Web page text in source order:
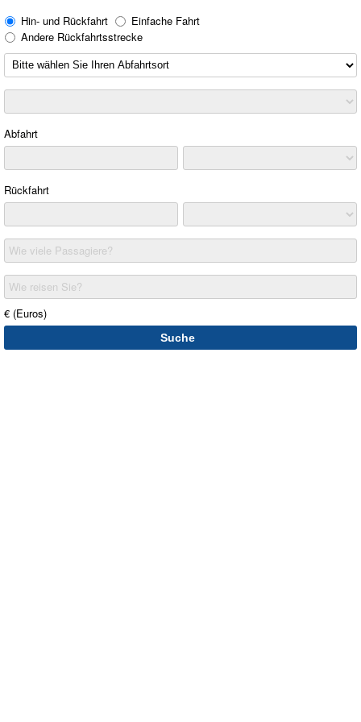
Hin- und Rückfahrt
Einfache Fahrt
Andere Rückfahrtsstrecke
Abfahrt
Rückfahrt
Wie viele Passagiere?
Wie reisen Sie?
€ (Euros)
Suche